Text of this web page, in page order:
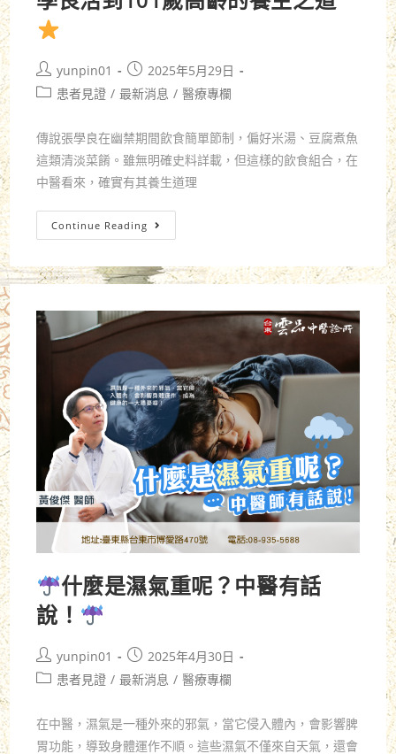
yunpin01
2025年5月29日
患者見證 / 最新消息 / 醫療專欄
傳說張學良在幽禁期間飲食簡單節制，偏好米湯、豆腐煮魚
這類清淡菜餚。雖無明確史料詳載，但這樣的飲食組合，在
中醫看來，確實有其養生道理
Continue Reading
什麼是濕氣重呢？中醫有話
說！
yunpin01
2025年4月30日
患者見證 / 最新消息 / 醫療專欄
在中醫，濕氣是一種外來的邪氣，當它侵入體內，會影響脾
胃功能，導致身體運作不順。這些濕氣不僅來自天氣，還會